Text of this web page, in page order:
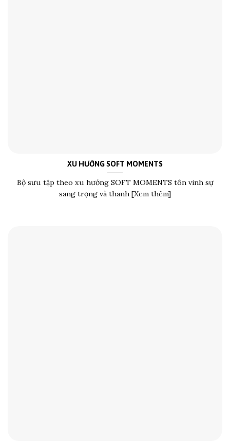
XU HƯỚNG SOFT MOMENTS
Bộ sưu tập theo xu hướng SOFT MOMENTS tôn vinh sự
sang trọng và thanh [Xem thêm]